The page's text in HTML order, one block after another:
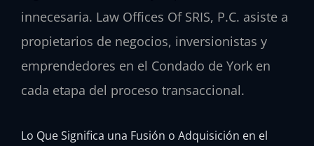
innecesaria. Law Offices Of SRIS, P.C. asiste a
propietarios de negocios, inversionistas y
emprendedores en el Condado de York en
cada etapa del proceso transaccional.
Lo Que Significa una Fusión o Adquisición en el